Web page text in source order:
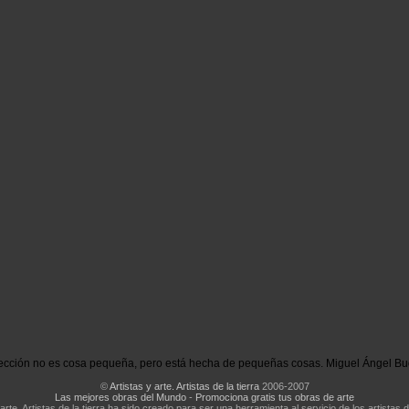
no es cosa pequeña, pero está hecha de pequeñas cosas. Miguel Ángel
©Artistas y arte. Artistas de la tierra2006-2007
Las mejores obras del Mundo - Promociona gratis tus obras de arte